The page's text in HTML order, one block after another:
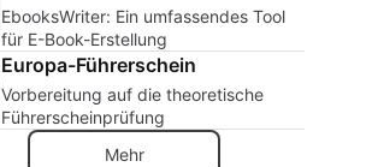
EbooksWriter: Ein umfassendes Tool
für E-Book-Erstellung
Europa-Führerschein
Vorbereitung auf die theoretische
Führerscheinprüfung
Mehr